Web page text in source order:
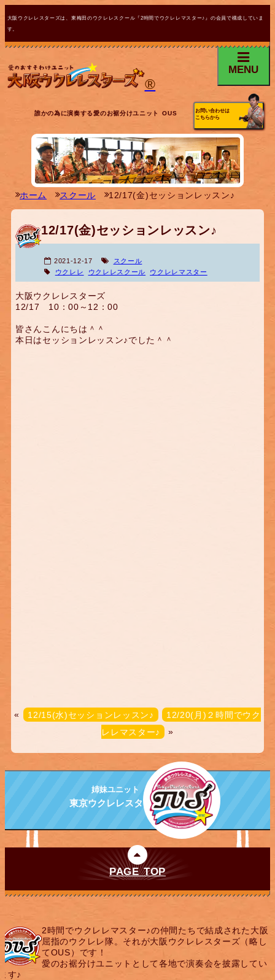
大阪ウクレレスターズは、東梅田のウクレレスクール『2時間でウクレレマスター♪』の会員で構成していま
す。
®
MENU
誰かの為に演奏する愛のお裾分けユニット OUS
お問い合わせは
こちらから
ホーム スクール 12/17(金)セッションレッスン♪
12/17(金)セッションレッスン♪
2021-12-17
スクール
ウクレレ
ウクレレスクール ウクレレマスター
大阪ウクレレスターズ
12/17 10：00～12：00
皆さんこんにちは＾＾
本日はセッションレッスン♪でした＾＾
« 12/15(水)セッションレッスン♪
12/20(月)２時間でウク
レレマスター♪
»
姉妹ユニット
東京ウクレレスターズ
PAGE TOP
2時間でウクレレマスター♪の仲間たちで結成された大阪
屈指のウクレレ隊。それが大阪ウクレレスターズ（略し
てOUS）です！
愛のお裾分けユニットとして各地で演奏会を披露してい
す♪